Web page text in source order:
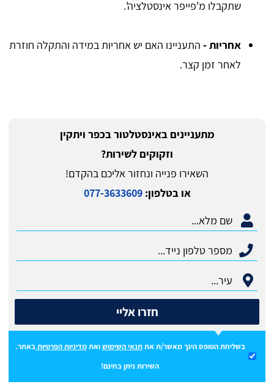
שתקבלו מ'פייפר אינסטלציה'.
אחריות - התעניינו האם יש אחריות במידה והתקלה חוזרת
לאחר זמן קצר.
מתעניינים באינסטלטור בכפר ויתקין
וזקוקים לשירות?
השאירו פנייה ונחזור אליכם בהקדם!
או בטלפון:077-3633609
חזרו אליי
בשליחת הטופס הינך מאשר/ת אתתנאי השימושואתמדיניות הפרטיות באתר.
השירות ניתן בחינם!